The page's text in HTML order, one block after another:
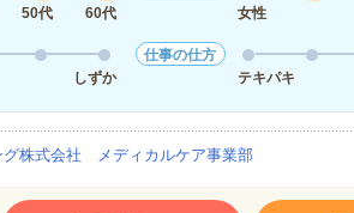
50代 60代
女性
しずか
仕事の仕方
テキパキ
グ株式会社 メディカルケア事業部